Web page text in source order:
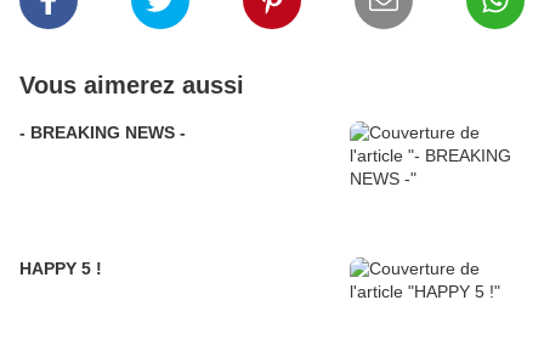
Vous aimerez aussi
- BREAKING NEWS -
HAPPY 5 !